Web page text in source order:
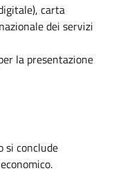
carta
dei servizi
la presentazione
si conclude